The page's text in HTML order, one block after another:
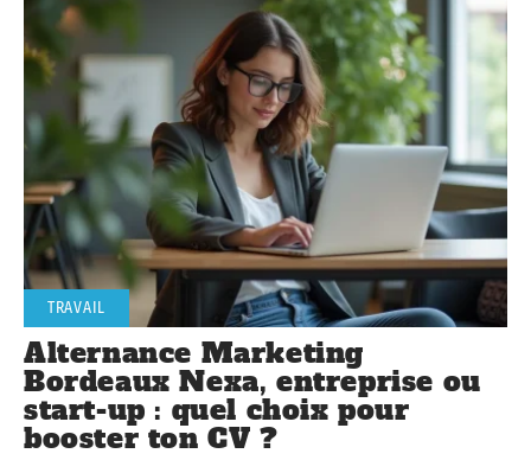
TRAVAIL
Alternance Marketing
Bordeaux Nexa, entreprise ou
start-up : quel choix pour
booster ton CV ?